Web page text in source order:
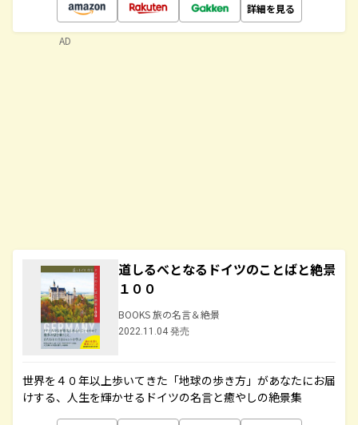
詳細を見る
道しるべとなるドイツのことばと絶景
１００
BOOKS 旅の名言＆絶景
2022.11.04 発売
世界を４０年以上歩いてきた「地球の歩き方」があなたにお届
けする、人生を輝かせるドイツの名言と癒やしの絶景集
AD